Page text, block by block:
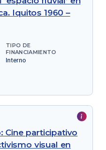
Iquitos 1960 –
TIPO DE
FINANCIAMIENTO
Interno
Cine participativo
visual en